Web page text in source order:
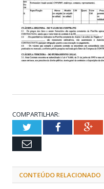
COMPARTILHAR:
TwitterFacebook
Email
CONTEÚDO RELACIONADO